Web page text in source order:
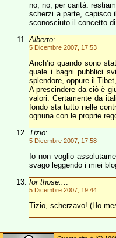
no, no, per carità.
scherzi a parte, capisco
sconosciuto il concetto
Alberto:
5 Dicembre 2007, 17:53
Anch’io quando sono
quale i bagni pubblici
splendore, oppure il
A prescindere da ciò è
valori. Certamente da
fondo sta tutto nelle
ognuna con le proprie
Tizio:
5 Dicembre 2007, 17:58
Io non voglio
svago leggendo i miei
for those... :
5 Dicembre 2007, 19:44
Tizio, scherzavo! (Ho